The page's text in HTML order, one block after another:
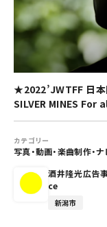
★2022’JWTFF 日本
SILVER MINES For
カテゴリー
写真・動画・楽曲制作・
酒井隆光広
ce
新潟市